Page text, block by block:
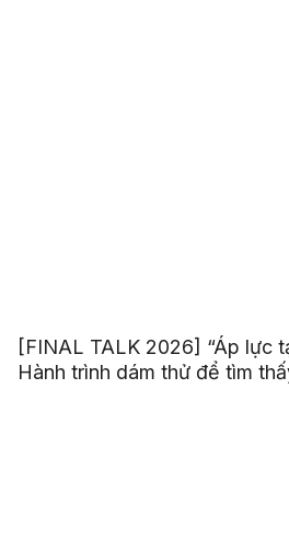
[FINAL TALK 2026] “Áp lực
Hành trình dám thử để tìm